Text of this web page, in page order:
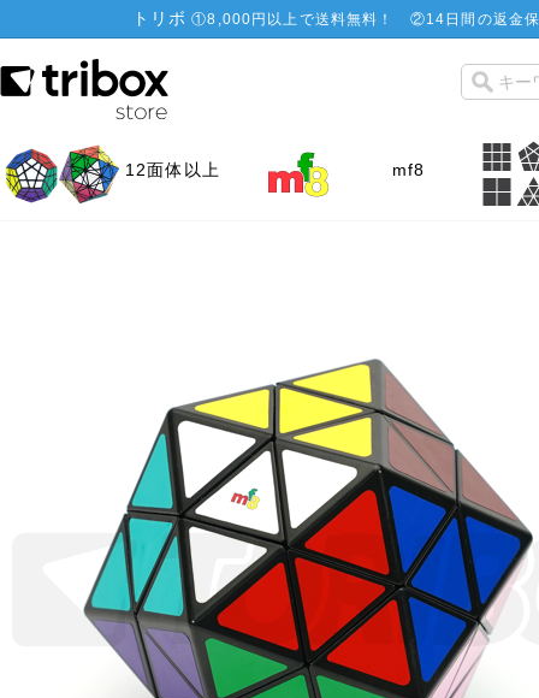
トリボ ①8,000円以上で送料無料！ ②14日間の返金
12面体以上 mf8